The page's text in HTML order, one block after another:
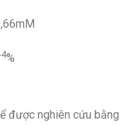
4%
được nghiên cứu bằng